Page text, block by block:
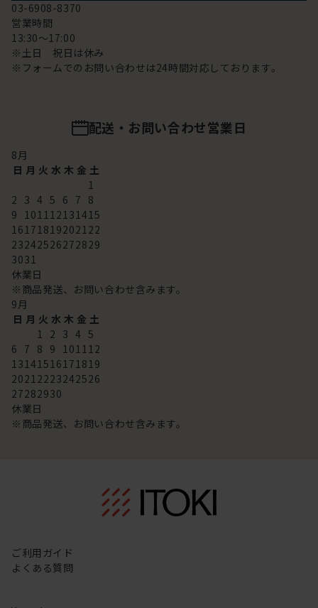
03-6908-8370
営業時間
13:30～17:00
※土日 祝日は休み
※フォームでのお問い合わせは24時間対応しております。
配送・お問い合わせ営業日
8月
日 月 火 水 木 金 土
1
2 3 4 5 6 7 8
9 101112131415
16171819202122
23242526272829
3031
休業日
※商品発送、お問い合わせ含みます。
9月
日 月 火 水 木 金 土
1 2 3 4 5
6 7 8 9 101112
13141516171819
20212223242526
27282930
休業日
※商品発送、お問い合わせ含みます。
ご利用ガイド
よくある質問